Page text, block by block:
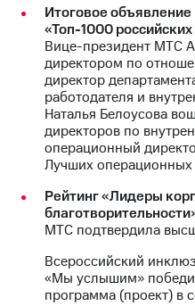
Итоговое
«Топ-1000
Вице-президент МТС
директором по
директор
работодателя и
Наталья Белоусова
директоров по
операционный
Лучших операционных
Рейтинг «Лидеры
МТС подтвердила
Всероссийский
«Мы услышим»
программа (проект) в